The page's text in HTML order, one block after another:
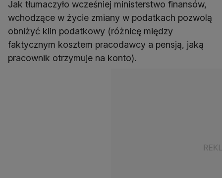
Jak tłumaczyło wcześniej ministerstwo finansów,
wchodzące w życie zmiany w podatkach pozwolą
obniżyć klin podatkowy (różnicę między
faktycznym kosztem pracodawcy a pensją, jaką
pracownik otrzymuje na konto).